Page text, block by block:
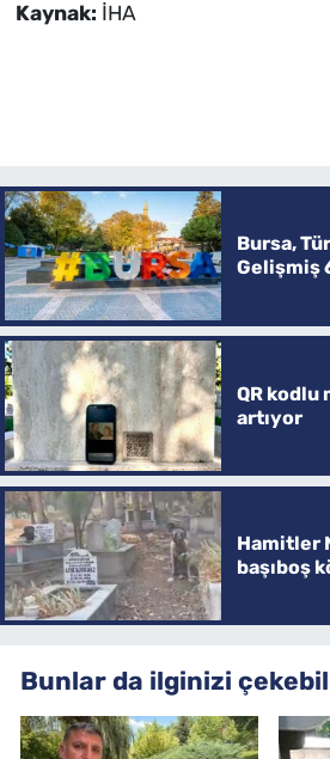
Kaynak: İHA
Bursa,
Gelişmiş
QR kodlu
artıyor
Hamitler
başıboş
Bunlar da ilginizi